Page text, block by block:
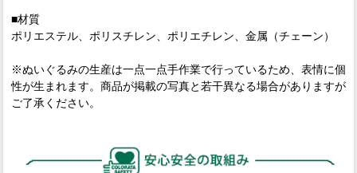
■材質
ポリエステル、ポリスチレン、ポリエチレン、金属（チェーン）
※ぬいぐるみの生産は一点一点手作業で行っているため、表情に個
性が生まれます。商品が掲載の写真と若干異なる場合がありますが
ご了承ください。